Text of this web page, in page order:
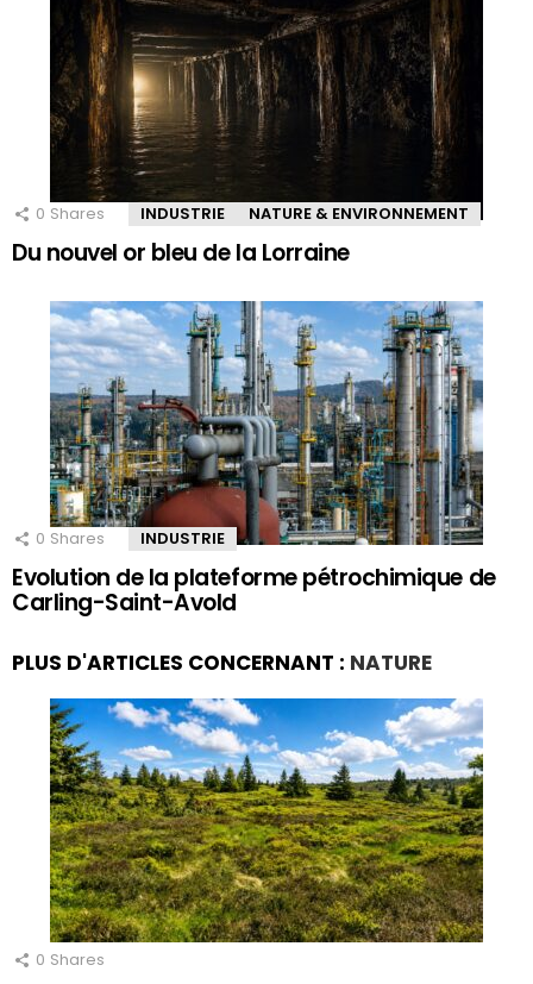
0 Shares INDUSTRIE NATURE & ENVIRONNEMENT
Du nouvel or bleu de la Lorraine
0 Shares INDUSTRIE
Evolution de la plateforme pétrochimique de
Carling-Saint-Avold
PLUS D'ARTICLES CONCERNANT : NATURE
0 Shares